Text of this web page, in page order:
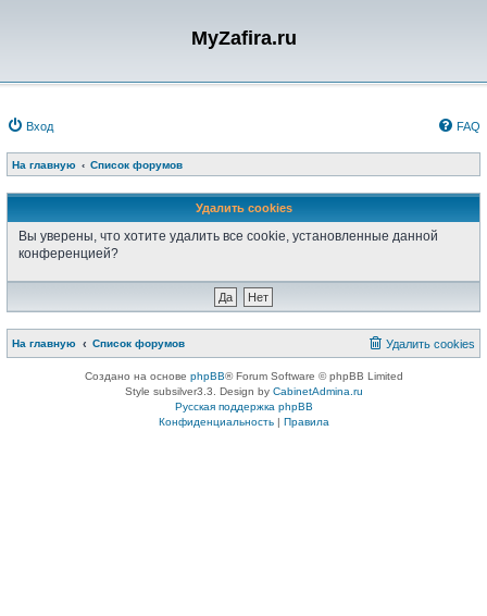
MyZafira.ru
Вход FAQ
На главную Список форумов
Удалить cookies
Вы уверены, что хотите удалить все cookie, установленные данной
конференцией?
На главную Список форумов Удалить cookies
Создано на основе phpBB® Forum Software © phpBB Limited
Style subsilver3.3. Design by CabinetAdmina.ru
Русская поддержка phpBB
Конфиденциальность| Правила